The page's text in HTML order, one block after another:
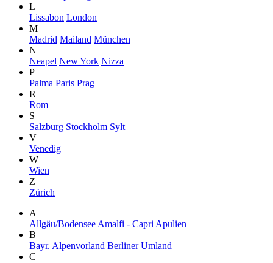
L
Lissabon London
M
Madrid Mailand München
N
Neapel New York Nizza
P
Palma Paris Prag
R
Rom
S
Salzburg Stockholm Sylt
V
Venedig
W
Wien
Z
Zürich
A
Allgäu/Bodensee Amalfi - Capri Apulien
B
Bayr. Alpenvorland Berliner Umland
C